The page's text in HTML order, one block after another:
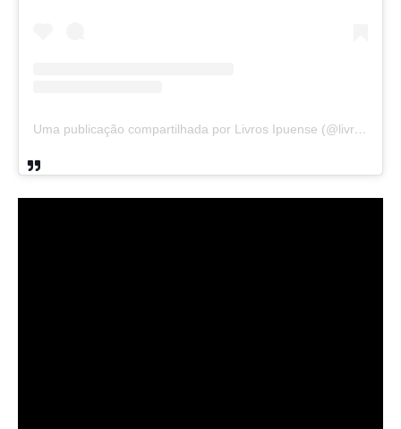
Uma publicação compartilhada por Livros Ipuense (@livraria.papelaria_ipuense)